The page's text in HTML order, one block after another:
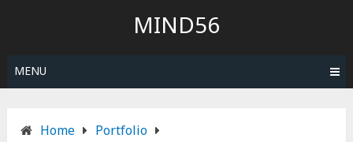
MIND56
MENU
Home
Portfolio